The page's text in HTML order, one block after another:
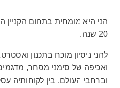
רוזנצוויג
הני היא מומחית בתחום הקניין
20 שנה.
להני ניסיון מוכח בתכנון
ואכיפה של סימני מסחר, מדגמים
וברחבי העולם. בין לקוחותיה